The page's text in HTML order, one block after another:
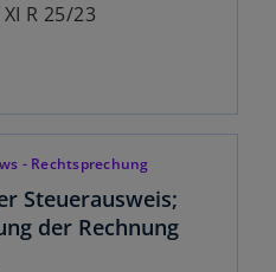
R 25/23
- Rechtsprechung
Steuerausweis;
der Rechnung